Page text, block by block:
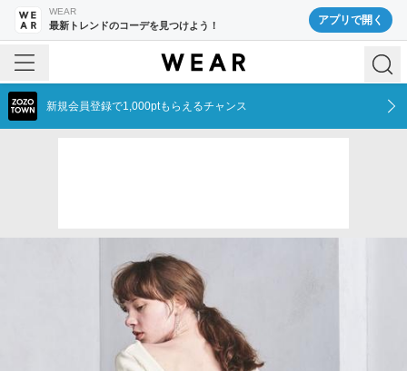
WEAR
最新トレンドのコーデを見つけよう！ アプリで開く
新規会員登録で1,000ptもらえるチャンス